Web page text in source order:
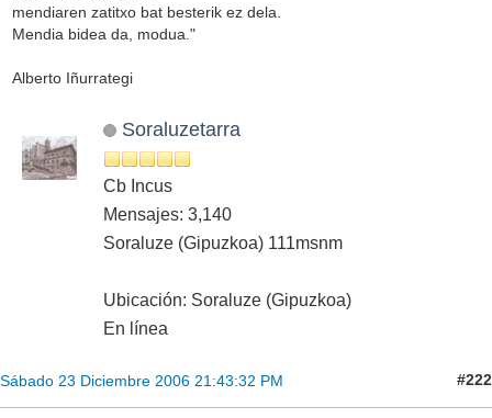
mendiaren zatitxo bat besterik ez dela.
Mendia bidea da, modua."
Alberto Iñurrategi
Soraluzetarra
Cb Incus
Mensajes: 3,140
Soraluze (Gipuzkoa) 111msnm
Ubicación: Soraluze (Gipuzkoa)
En línea
Sábado 23 Diciembre 2006 21:43:32 PM #222